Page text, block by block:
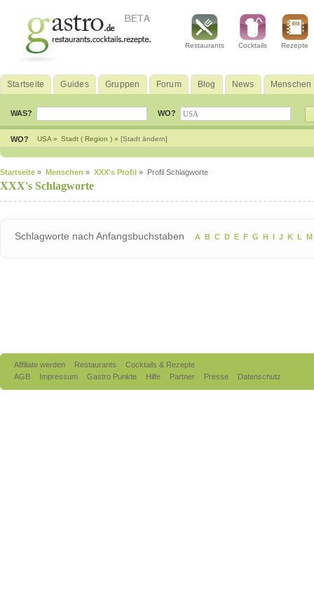
Restaurants Cocktails Rezepte
Startseite Guides Gruppen Forum Blog News Menschen
WAS? WO?
WO? USA » Stadt ( Region ) » [Stadt ändern]
Startseite » Menschen » XXX's Profil » Profil Schlagworte
XXX's Schlagworte
Schlagworte nach Anfangsbuchstaben A B C D E F G H I J K L M
Affiliate werden Restaurants
Cocktails & Rezepte
AGB
Impressum Gastro Punkte Hilfe Partner Presse Datenschutz